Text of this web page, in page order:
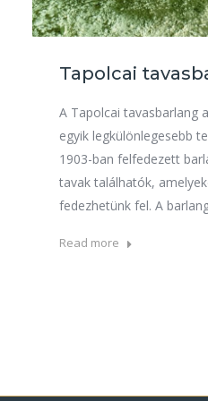
Tapolcai
A Tapolcai tavasbarlang
egyik legkülönlegesebb
1903-ban felfedezett
tavak találhatók,
fedezhetünk fel. A
Read more